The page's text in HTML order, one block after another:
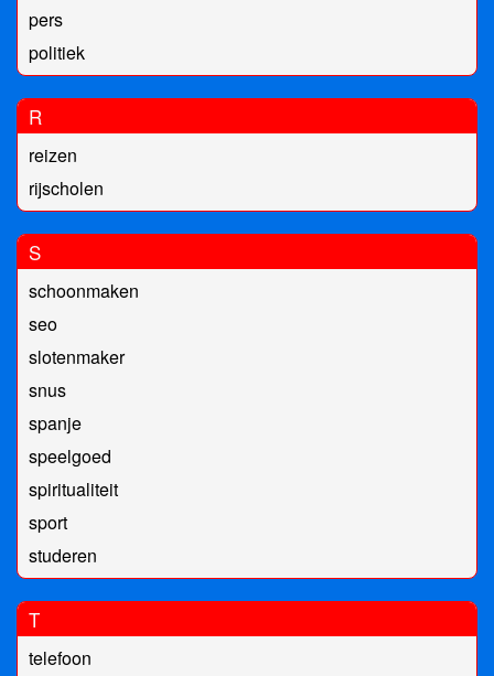
pers
politiek
R
reizen
rijscholen
S
schoonmaken
seo
slotenmaker
snus
spanje
speelgoed
spiritualiteit
sport
studeren
T
telefoon